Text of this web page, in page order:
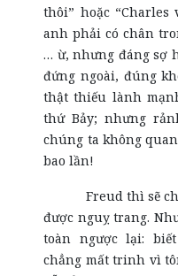
thôi” hoặc
anh phải có chân
… ừ, nhưng đáng sợ
đứng ngoài, đúng
thật thiếu lành
thứ Bảy; nhưng
chúng ta không
bao lần!
Freud thì sẽ
được nguỵ trang.
toàn ngược lại:
chẳng mất trinh vì